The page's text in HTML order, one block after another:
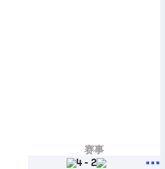
赛事
4 - 2